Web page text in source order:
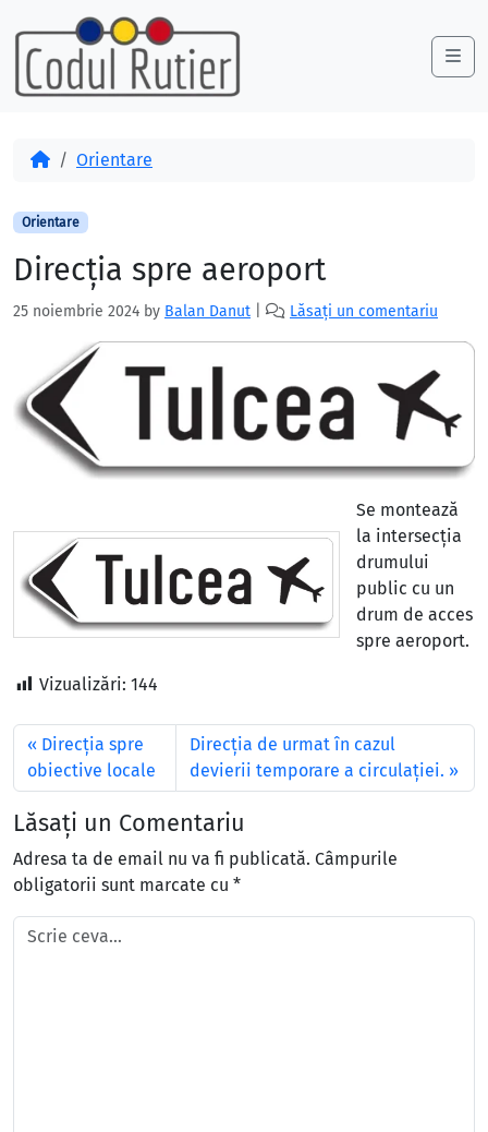
Skip to content
Skip to footer
AcasăOrientare
Orientare
Direcția spre aeroport
25 noiembrie 2024 by Balan Danut Lăsați un comentariu
Se montează
la intersecția
drumului
public cu un
drum de acces
spre aeroport.
Vizualizări: 144
Direcția spre
obiective locale
Direcția de urmat în cazul
devierii temporare a circulației.
Lăsați un Comentariu
Adresa ta de email nu va fi publicată. Câmpurile
obligatorii sunt marcate cu *